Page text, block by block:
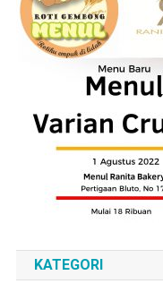
KATEGORI